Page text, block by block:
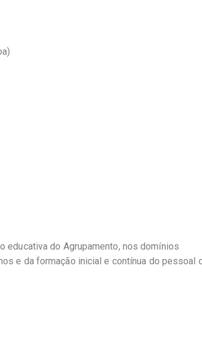
educativa do Agrupamento, nos domínios
e da formação inicial e contínua do pessoal